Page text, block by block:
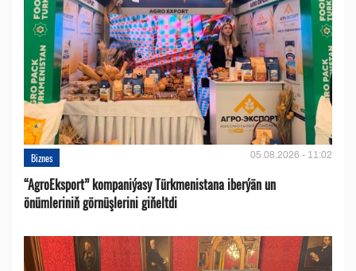
Biznes 05.08.2026 - 11:02
“AgroEksport” kompaniýasy Türkmenistana iberýän un
önümleriniň görnüşlerini giňeltdi